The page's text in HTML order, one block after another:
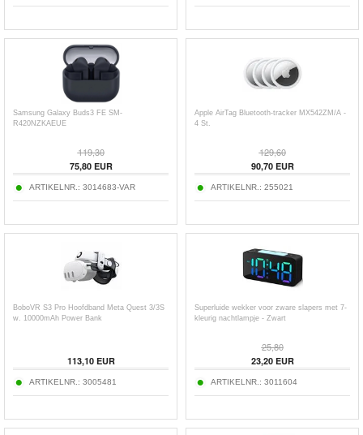
Samsung Galaxy Buds3 FE SM-
R420NZKAEUE
119,30
75,80EUR
ARTIKELNR.: 3014683-VAR
Apple AirTag Bluetooth-tracker MX542ZM/A -
4 St.
129,60
90,70EUR
ARTIKELNR.: 255021
BoboVR S3 Pro Hoofdband Meta Quest 3/3S
w. 10000mAh Power Bank
113,10EUR
ARTIKELNR.: 3005481
Superluide wekker voor zware slapers met 7-
kleurig nachtlampje - Zwart
25,80
23,20EUR
ARTIKELNR.: 3011604